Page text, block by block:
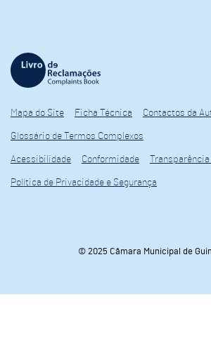
Mapa do Site Ficha Técnica Contactos da
Glossário de Termos Complexos
Acessibilidade Conformidade
Política de Privacidade e Segurança
© 2025 Câmara Municipal de